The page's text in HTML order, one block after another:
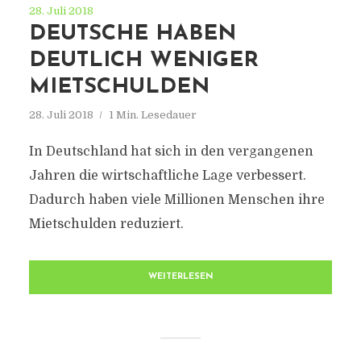
28. Juli 2018
DEUTSCHE HABEN
DEUTLICH WENIGER
MIETSCHULDEN
28. Juli 2018 1 Min. Lesedauer
In Deutschland hat sich in den vergangenen
Jahren die wirtschaftliche Lage verbessert.
Dadurch haben viele Millionen Menschen ihre
Mietschulden reduziert.
WEITERLESEN